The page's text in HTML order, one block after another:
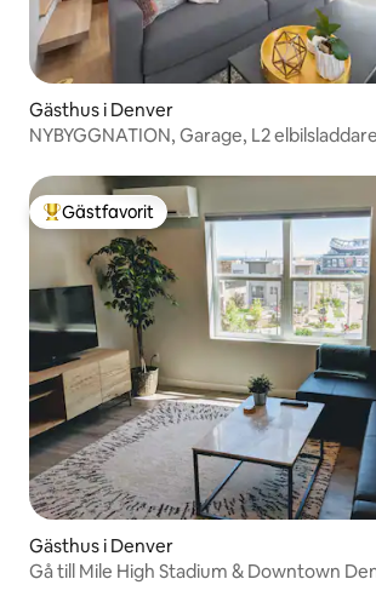
Gästhus i Denver
NYBYGGNATION, Garage, L2
Populär gästfavorit
Gästfavorit
Gästhus i Denver
Gå till Mile High Stadium & Downtown